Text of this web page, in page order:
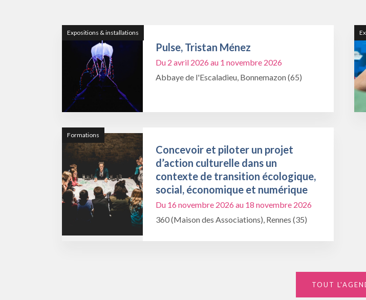
Expositions & installations
Pulse, Tristan Ménez
Du 2 avril 2026 au 1 novembre 2026
Abbaye de l'Escaladieu, Bonnemazon (65)
Formations
Concevoir et piloter un projet
d’action culturelle dans un
contexte de transition écologique,
social, économique et numérique
Du 16 novembre 2026 au 18 novembre 2026
360 (Maison des Associations), Rennes (35)
TOUT